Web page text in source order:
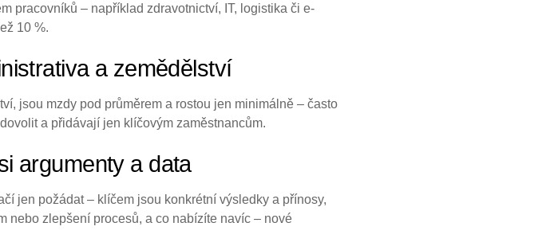
pracovníků – například zdravotnictví, IT, logistika či e-
10 %.
a zemědělství
jsou mzdy pod průměrem a rostou jen minimálně – často
a přidávají jen klíčovým zaměstnancům.
argumenty a data
jen požádat – klíčem jsou konkrétní výsledky a přínosy,
nebo zlepšení procesů, a co nabízíte navíc – nové